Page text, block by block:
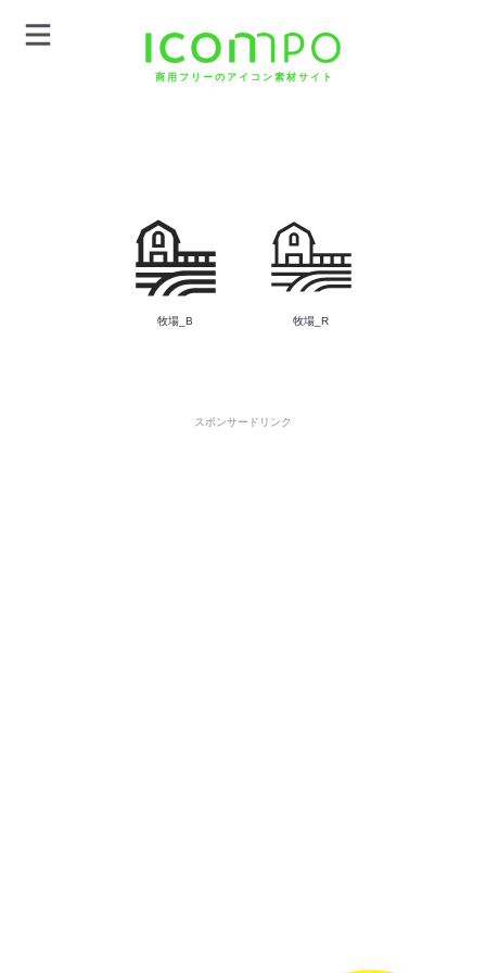
商用フリーのアイコン素材サイト
牧場_B 牧場_R
スポンサードリンク